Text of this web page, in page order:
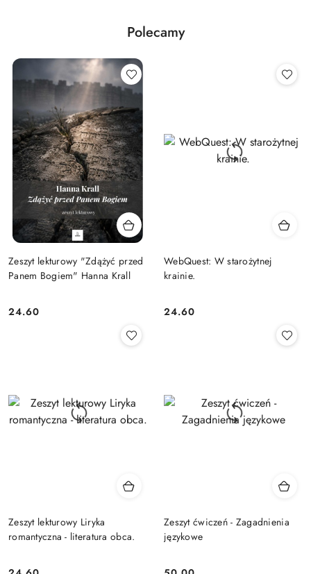
Polecamy
Zeszyt lekturowy "Zdążyć przed
Panem Bogiem" Hanna Krall
Cena:
24.60
WebQuest: W starożytnej
krainie.
Cena:
24.60
Zeszyt lekturowy Liryka
romantyczna - literatura obca.
Zeszyt ćwiczeń - Zagadnienia
językowe